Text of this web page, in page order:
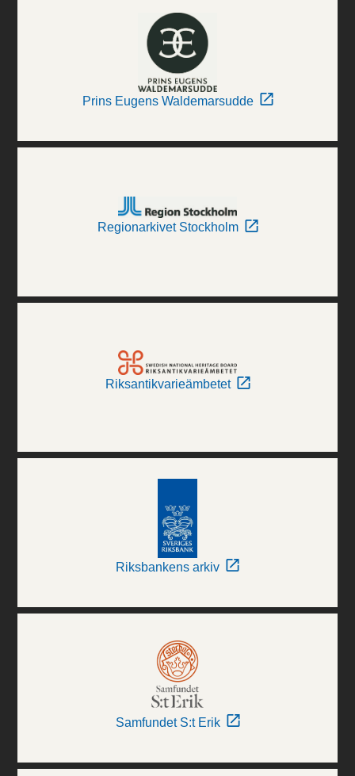
Prins Eugens Waldemarsudde
Regionarkivet Stockholm
Riksantikvarieämbetet
Riksbankens arkiv
Samfundet S:t Erik